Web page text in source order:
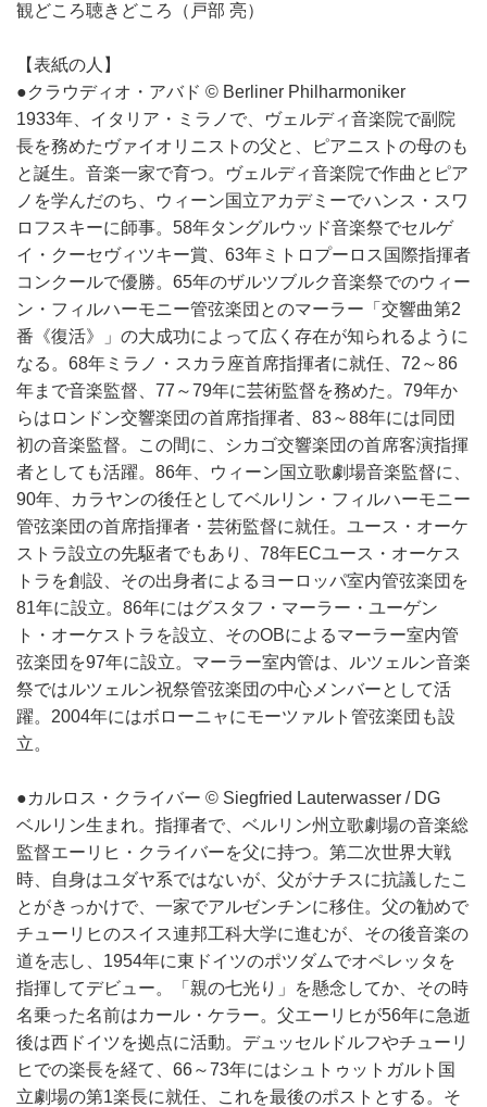
観どころ聴きどころ（戸部 亮）
【表紙の人】
●クラウディオ・アバド © Berliner Philharmoniker
1933年、イタリア・ミラノで、ヴェルディ音楽院で副院
長を務めたヴァイオリニストの父と、ピアニストの母のも
と誕生。音楽一家で育つ。ヴェルディ音楽院で作曲とピア
ノを学んだのち、ウィーン国立アカデミーでハンス・スワ
ロフスキーに師事。58年タングルウッド音楽祭でセルゲ
イ・クーセヴィツキー賞、63年ミトロプーロス国際指揮者
コンクールで優勝。65年のザルツブルク音楽祭でのウィー
ン・フィルハーモニー管弦楽団とのマーラー「交響曲第2
番《復活》」の大成功によって広く存在が知られるように
なる。68年ミラノ・スカラ座首席指揮者に就任、72～86
年まで音楽監督、77～79年に芸術監督を務めた。79年か
らはロンドン交響楽団の首席指揮者、83～88年には同団
初の音楽監督。この間に、シカゴ交響楽団の首席客演指揮
者としても活躍。86年、ウィーン国立歌劇場音楽監督に、
90年、カラヤンの後任としてベルリン・フィルハーモニー
管弦楽団の首席指揮者・芸術監督に就任。ユース・オーケ
ストラ設立の先駆者でもあり、78年ECユース・オーケス
トラを創設、その出身者によるヨーロッパ室内管弦楽団を
81年に設立。86年にはグスタフ・マーラー・ユーゲン
ト・オーケストラを設立、そのOBによるマーラー室内管
弦楽団を97年に設立。マーラー室内管は、ルツェルン音楽
祭ではルツェルン祝祭管弦楽団の中心メンバーとして活
躍。2004年にはボローニャにモーツァルト管弦楽団も設
立。
●カルロス・クライバー © Siegfried Lauterwasser / DG
ベルリン生まれ。指揮者で、ベルリン州立歌劇場の音楽総
監督エーリヒ・クライバーを父に持つ。第二次世界大戦
時、自身はユダヤ系ではないが、父がナチスに抗議したこ
とがきっかけで、一家でアルゼンチンに移住。父の勧めで
チューリヒのスイス連邦工科大学に進むが、その後音楽の
道を志し、1954年に東ドイツのポツダムでオペレッタを
指揮してデビュー。「親の七光り」を懸念してか、その時
名乗った名前はカール・ケラー。父エーリヒが56年に急逝
後は西ドイツを拠点に活動。デュッセルドルフやチューリ
ヒでの楽長を経て、66～73年にはシュトゥットガルト国
立劇場の第1楽長に就任、これを最後のポストとする。そ